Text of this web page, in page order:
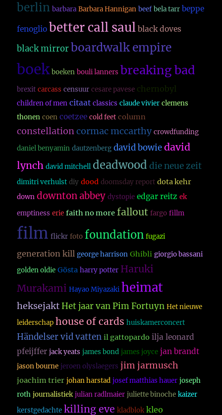
berlin barbara Barbara Hannigan beef bela tarr beppe
fenoglio better call saul black doves
black mirror boardwalk empire
boek boeken bouli lanners breaking bad
brexit carcass censuur cesare pavese chernobyl
children of men citaat classics claude vivier clemens
thonen coen coetzee cold feet column
constellationcormac mccarthy crowdfunding
daniel benyamin dautzenberg david bowie david
lynch david mitchell deadwood die neue zeit
dimitri verhulst diy dood doomsday report dota kehr
down downton abbey dystopie edgar reitz ek
emptiness erie faith no more fallout fargo fillm
film flickr foto foundation fugazi
generation kill george harrison Ghibli giorgio bassani
golden oldie Gösta harry potter Haruki
Murakami Hayao Miyazaki heimat
heksejakt Het jaar van Pim Fortuyn Het nieuwe
leiderschap house of cards huiskamerconcert
Händelser vid vatten il gattopardo ilja leonard
pfeijffer jack yeats james bond james joyce jan brandt
jason bourne jeroen olyslaegers jim jarmusch
joachim trier johan harstad josef matthias hauer joseph
roth journalistiek julian radlmaier juliette binoche kaizer
kerstgedachte killing eve kladblok kleo